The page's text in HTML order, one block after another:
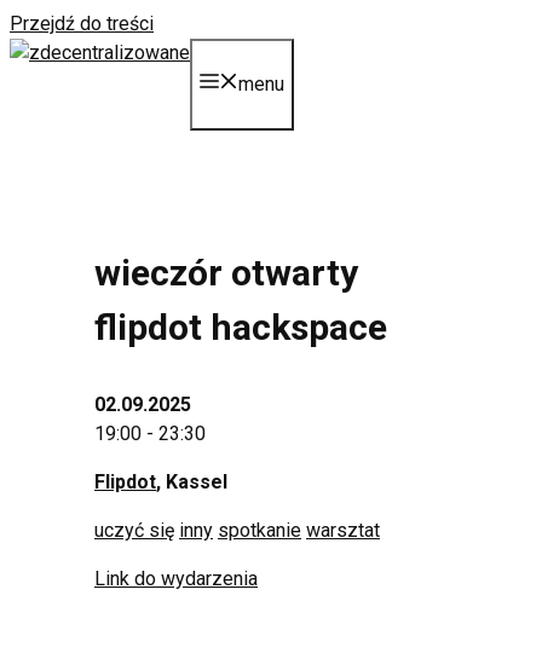
Przejdź do treści
menu
wieczór otwarty
flipdot hackspace
02.09.2025
19:00 - 23:30
Flipdot, Kassel
uczyć się inny spotkanie warsztat
Link do wydarzenia